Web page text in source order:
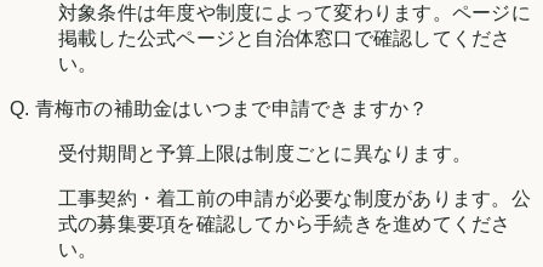
対象条件は年度や制度によって変わります。ページに
掲載した公式ページと自治体窓口で確認してくださ
い。
Q. 青梅市の補助金はいつまで申請できますか？
受付期間と予算上限は制度ごとに異なります。
工事契約・着工前の申請が必要な制度があります。公
式の募集要項を確認してから手続きを進めてくださ
い。